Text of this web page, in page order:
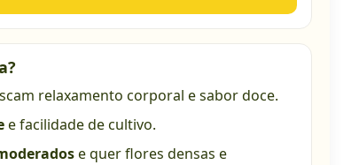
relaxamento corporal e sabor doce.
e facilidade de cultivo.
e quer flores densas e